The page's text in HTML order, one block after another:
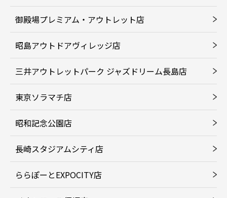
御殿場プレミアム・アウトレット店
昭島アウトドアヴィレッジ店
三井アウトレットパーク ジャズドリーム長島店
東京ソラマチ店
昭和記念公園店
長崎スタジアムシティ店
ららぽーとEXPOCITY店